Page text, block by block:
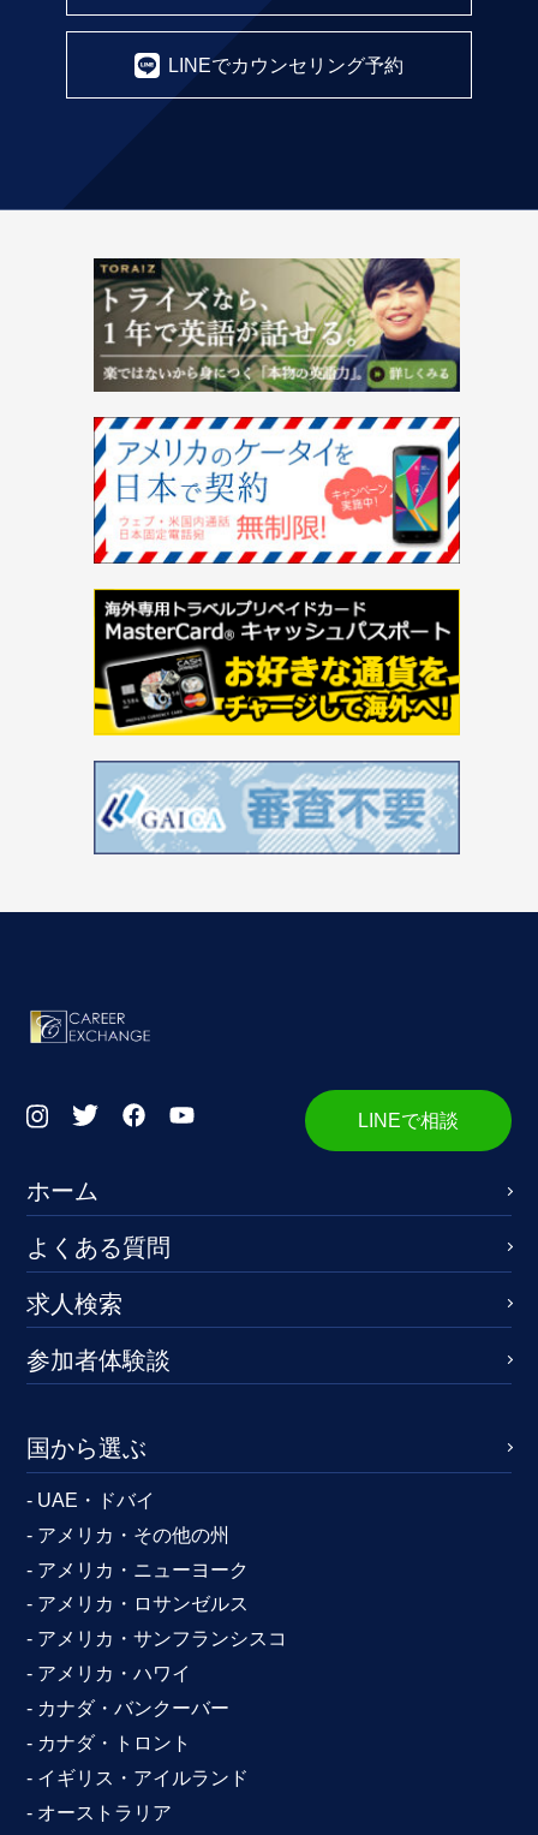
LINEでカウンセリング予約
LINEで相談
ホーム
よくある質問
求人検索
参加者体験談
国から選ぶ
- UAE・ドバイ
- アメリカ・その他の州
- アメリカ・ニューヨーク
- アメリカ・ロサンゼルス
- アメリカ・サンフランシスコ
- アメリカ・ハワイ
- カナダ・バンクーバー
- カナダ・トロント
- イギリス・アイルランド
- オーストラリア